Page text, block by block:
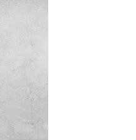
na, noteer deze afmetingen en
84/126cm
94/136cm